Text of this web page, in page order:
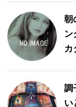
朝
ン
カ
調
い